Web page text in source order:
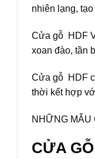
nhiên lạng,
Cửa gỗ HDF
xoan đào, tần
Cửa gỗ HDF
thời kết hợp
NHỮNG MẪU
CỬA